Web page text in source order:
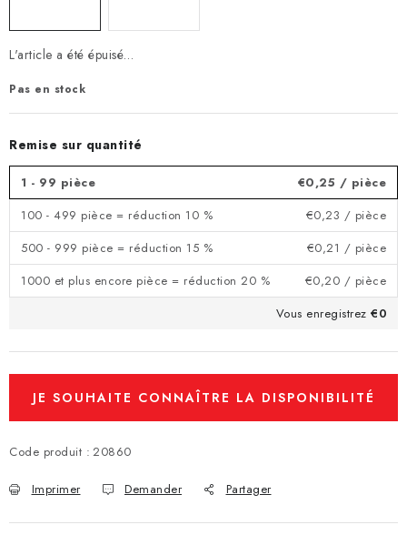
L'article a été épuisé…
Pas en stock
Remise sur quantité
1 - 99 pièce €0,25 / pièce
100 - 499 pièce = réduction 10 %
€0,23 / pièce
500 - 999 pièce = réduction 15 %
€0,21 / pièce
1000 et plus encore pièce = réduction 20 %
€0,20 / pièce
Vous enregistrez €0
JE SOUHAITE CONNAÎTRE LA DISPONIBILITÉ
Code produit : 20860
Imprimer Demander Partager